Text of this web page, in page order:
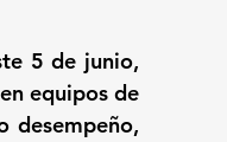
5 de junio,
equipos de
desempeño,